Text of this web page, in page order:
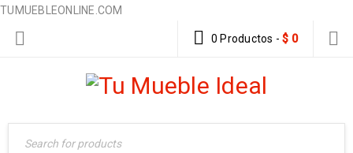
TUMUEBLEONLINE.COM
0 Productos - $ 0